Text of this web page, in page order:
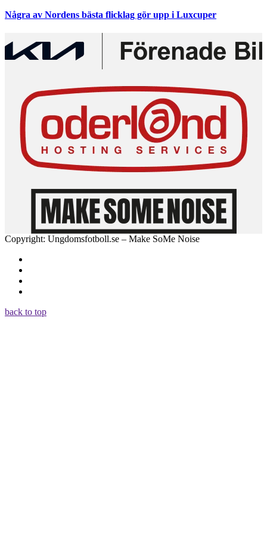
Några av Nordens bästa flicklag gör upp i Luxcuper
Copyright: Ungdomsfotboll.se – Make SoMe Noise
back to top